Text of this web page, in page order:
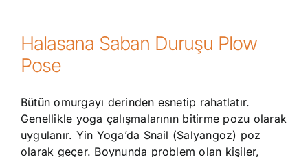
Halasana Saban Duruşu Plow
Pose
Bütün omurgayı derinden esnetip rahatlatır.
Genellikle yoga çalışmalarının bitirme pozu olarak
uygulanır. Yin Yoga’da Snail (Salyangoz) poz
olarak geçer. Boynunda problem olan kişiler,